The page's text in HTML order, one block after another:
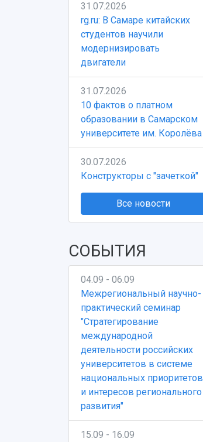
31.07.2026
rg.ru: В Самаре китайских
студентов научили
модернизировать
двигатели
31.07.2026
10 фактов о платном
образовании в Самарском
университете им. Королёва
30.07.2026
Конструкторы с "зачеткой"
Все новости
СОБЫТИЯ
04.09 - 06.09
Межрегиональный научно-
практический семинар
"Стратегирование
международной
деятельности российских
университетов в системе
национальных приоритетов
и интересов регионального
развития"
15.09 - 16.09